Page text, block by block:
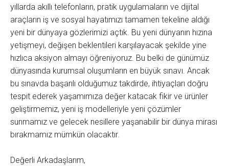
yıllarda akıllı telefonların, pratik uygulamaların ve dijital
araçların iş ve sosyal hayatımızı tamamen tekeline aldığı
yeni bir dünyaya gözlerimizi açtık. Bu yeni dünyanın hızına
yetişmeyi, değişen beklentileri karşılayacak şekilde yine
hızlıca aksiyon almayı öğreniyoruz. Bu belki de günümüz
dünyasında kurumsal oluşumların en büyük sınavı. Ancak
bu sınavda başarılı olduğumuz takdirde, ihtiyaçları doğru
tespit ederek yaşamımıza değer katacak fikir ve ürünler
geliştirmemiz, yeni iş modelleriyle yeni çözümler
sunmamız ve gelecek nesillere yaşanabilir bir dünya mirası
bırakmamız mümkün olacaktır.
Değerli Arkadaşlarım,